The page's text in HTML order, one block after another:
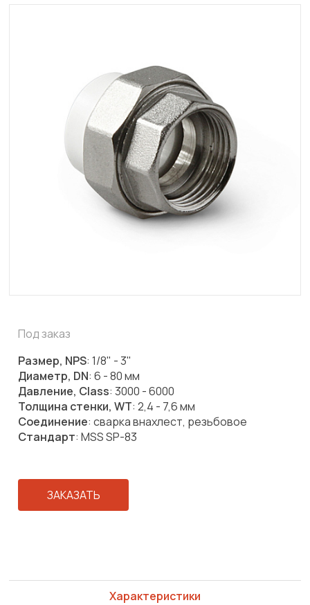
Под заказ
Размер, NPS: 1/8" - 3"
Диаметр, DN: 6 - 80 мм
Давление, Class: 3000 - 6000
Толщина стенки, WT: 2,4 - 7,6 мм
Соединение: сварка внахлест, резьбовое
Стандарт: MSS SP-83
ЗАКАЗАТЬ
Характеристики